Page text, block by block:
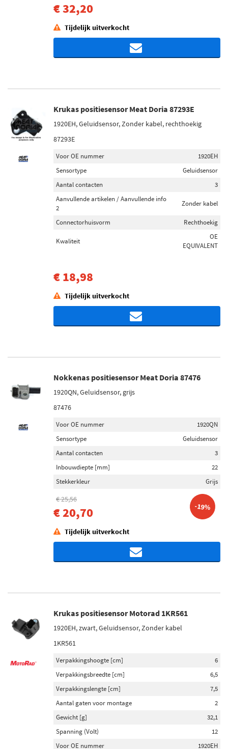
€ 32,20
Tijdelijk uitverkocht
Krukas positiesensor Meat Doria 87293E
1920EH, Geluidsensor, Zonder kabel, rechthoekig
87293E
Voor OE nummer
1920EH
Sensortype
Geluidsensor
Aantal contacten
3
Aanvullende artikelen / Aanvullende info
2
Zonder kabel
Connectorhuisvorm Rechthoekig
Kwaliteit
OE
EQUIVALENT
€ 18,98
Tijdelijk uitverkocht
Nokkenas positiesensor Meat Doria 87476
1920QN, Geluidsensor, grijs
87476
Voor OE nummer
1920QN
Sensortype
Geluidsensor
Aantal contacten
3
Inbouwdiepte [mm]
22
Stekkerkleur
Grijs
€ 25,56
€ 20,70 -19%
Tijdelijk uitverkocht
Krukas positiesensor Motorad 1KR561
1920EH, zwart, Geluidsensor, Zonder kabel
1KR561
Verpakkingshoogte [cm]
6
Verpakkingsbreedte [cm]
6,5
Verpakkingslengte [cm]
7,5
Aantal gaten voor montage
2
Gewicht [g]
32,1
Spanning (Volt)
12
Voor OE nummer
1920EH